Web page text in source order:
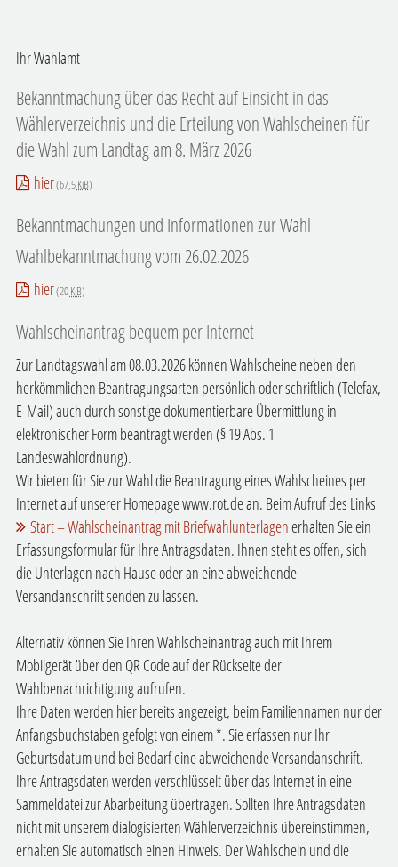
Ihr Wahlamt
Bekanntmachung über das Recht auf Einsicht in das
Wählerverzeichnis und die Erteilung von Wahlscheinen für
die Wahl zum Landtag am 8. März 2026
hier(67,5KiB)
Bekanntmachungen und Informationen zur Wahl
Wahlbekanntmachung vom 26.02.2026
hier(20KiB)
Wahlscheinantrag bequem per Internet
Zur Landtagswahl am 08.03.2026 können Wahlscheine neben den
herkömmlichen Beantragungsarten persönlich oder schriftlich (Telefax,
E-Mail) auch durch sonstige dokumentierbare Übermittlung in
elektronischer Form beantragt werden (§ 19 Abs. 1
Landeswahlordnung).
Wir bieten für Sie zur Wahl die Beantragung eines Wahlscheines per
Internet auf unserer Homepage www.rot.de an. Beim Aufruf des Links
Start – Wahlscheinantrag mit Briefwahlunterlagenerhalten Sie ein
Erfassungsformular für Ihre Antragsdaten. Ihnen steht es offen, sich
die Unterlagen nach Hause oder an eine abweichende
Versandanschrift senden zu lassen.
Alternativ können Sie Ihren Wahlscheinantrag auch mit Ihrem
Mobilgerät über den QR Code auf der Rückseite der
Wahlbenachrichtigung aufrufen.
Ihre Daten werden hier bereits angezeigt, beim Familiennamen nur der
Anfangsbuchstaben gefolgt von einem *. Sie erfassen nur Ihr
Geburtsdatum und bei Bedarf eine abweichende Versandanschrift.
Ihre Antragsdaten werden verschlüsselt über das Internet in eine
Sammeldatei zur Abarbeitung übertragen. Sollten Ihre Antragsdaten
nicht mit unserem dialogisierten Wählerverzeichnis übereinstimmen,
erhalten Sie automatisch einen Hinweis. Der Wahlschein und die